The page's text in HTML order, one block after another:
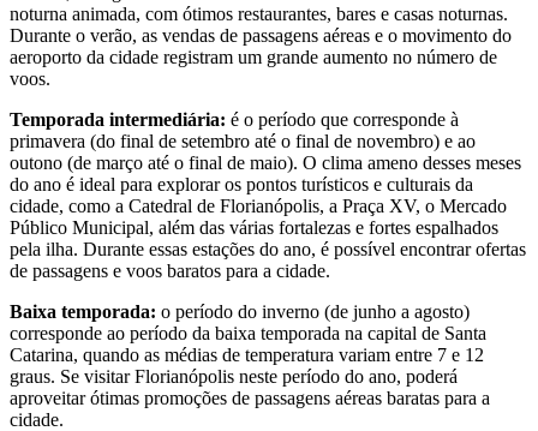
noturna animada, com ótimos restaurantes, bares e casas noturnas.
Durante o verão, as vendas de passagens aéreas e o movimento do
aeroporto da cidade registram um grande aumento no número de
voos.
Temporada intermediária: é o período que corresponde à
primavera (do final de setembro até o final de novembro) e ao
outono (de março até o final de maio). O clima ameno desses meses
do ano é ideal para explorar os pontos turísticos e culturais da
cidade, como a Catedral de Florianópolis, a Praça XV, o Mercado
Público Municipal, além das várias fortalezas e fortes espalhados
pela ilha. Durante essas estações do ano, é possível encontrar ofertas
de passagens e voos baratos para a cidade.
Baixa temporada: o período do inverno (de junho a agosto)
corresponde ao período da baixa temporada na capital de Santa
Catarina, quando as médias de temperatura variam entre 7 e 12
graus. Se visitar Florianópolis neste período do ano, poderá
aproveitar ótimas promoções de passagens aéreas baratas para a
cidade.